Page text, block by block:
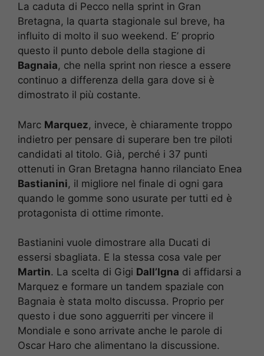
La caduta di Pecco nella sprint in Gran
Bretagna, la quarta stagionale sul breve, ha
influito di molto il suo weekend. E’ proprio
questo il punto debole della stagione di
Bagnaia, che nella sprint non riesce a essere
continuo a differenza della gara dove si è
dimostrato il più costante.
Marc Marquez, invece, è chiaramente troppo
indietro per pensare di superare ben tre piloti
candidati al titolo. Già, perché i 37 punti
ottenuti in Gran Bretagna hanno rilanciato Enea
Bastianini, il migliore nel finale di ogni gara
quando le gomme sono usurate per tutti ed è
protagonista di ottime rimonte.
Bastianini vuole dimostrare alla Ducati di
essersi sbagliata. E la stessa cosa vale per
Martin. La scelta di Gigi Dall’Igna di affidarsi a
Marquez e formare un tandem spaziale con
Bagnaia è stata molto discussa. Proprio per
questo i due sono agguerriti per vincere il
Mondiale e sono arrivate anche le parole di
Oscar Haro che alimentano la discussione.